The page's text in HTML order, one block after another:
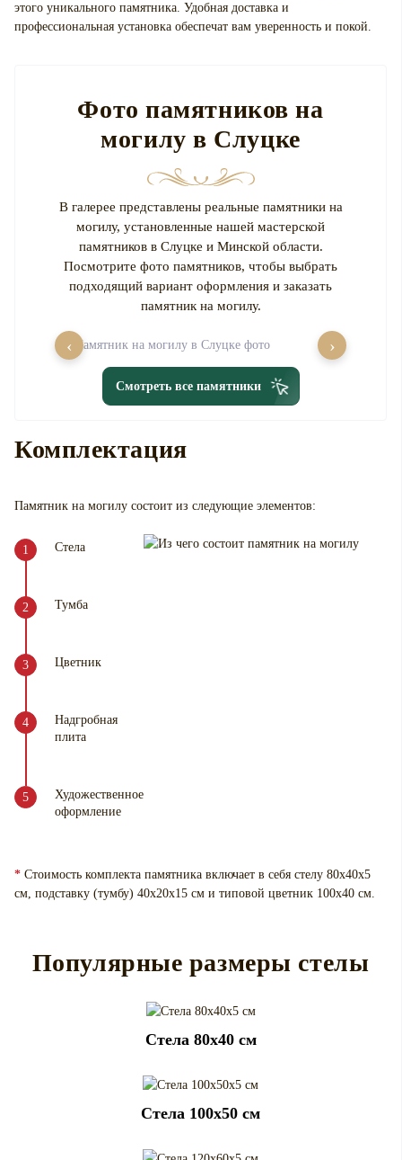
этого уникального памятника. Удобная доставка и
профессиональная установка обеспечат вам уверенность и покой.
Фото памятников на
могилу в Слуцке
В галерее представлены реальные памятники на
могилу, установленные нашей мастерской
памятников в Слуцке и Минской области.
Посмотрите фото памятников, чтобы выбрать
подходящий вариант оформления и заказать
памятник на могилу.
‹ ›
Смотреть все памятники
Комплектация
Памятник на могилу состоит из следующие элементов:
Стела
Тумба
Цветник
Надгробная
плита
Художественное
оформление
* Стоимость комплекта памятника включает в себя стелу 80х40х5
см, подставку (тумбу) 40х20х15 см и типовой цветник 100х40 см.
Популярные размеры стелы
Cтела 80x40 см
Cтела 100x50 см